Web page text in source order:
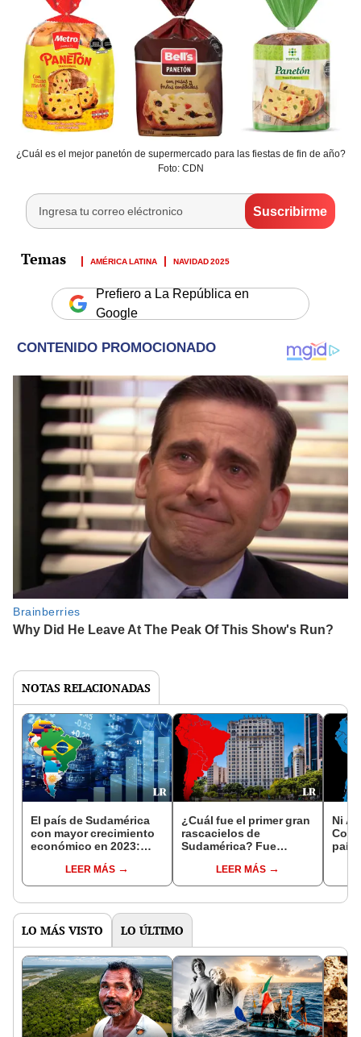
¿Cuál es el mejor panetón de supermercado para las fiestas de fin de año?
Foto: CDN
AMÉRICA LATINA NAVIDAD 2025
Prefiero a La República en
Google
NOTAS RELACIONADAS
El país de Sudamérica
con mayor crecimiento
económico en 2023:
ColombiaLEER MÁS
¿Cuál fue el primer gran
rascacielos de
Sudamérica? Fue
LEER MÁS
Ni
país
LO MÁS VISTO LO ÚLTIMO